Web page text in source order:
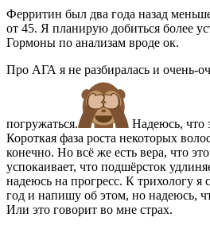
Ферритин был два года назад
от 45. Я планирую добиться более
Гормоны по анализам вроде ок.
Про АГА я не разбиралась и очень-
погружаться.
Надеюсь, что
Короткая фаза роста некоторых
конечно. Но всё же есть вера, что
успокаивает, что подшёрсток
надеюсь на прогресс. К трихологу я
год и напишу об этом, но надеюсь,
Или это говорит во мне страх.